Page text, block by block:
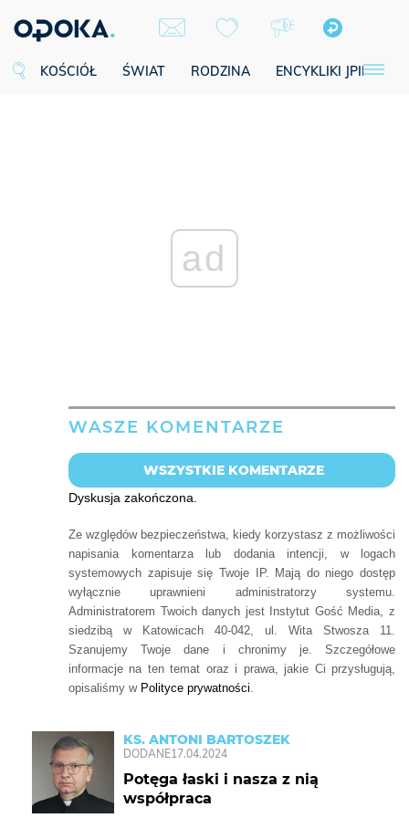
KOŚCIÓŁ ŚWIAT RODZINA ENCYKLIKI JPII
ad
WSZYSTKIE KOMENTARZE
Dyskusja zakończona.
Ze względów bezpieczeństwa, kiedy korzystasz z możliwości
napisania komentarza lub dodania intencji, w logach
systemowych zapisuje się Twoje IP. Mają do niego dostęp
wyłącznie uprawnieni administratorzy systemu.
Administratorem Twoich danych jest Instytut Gość Media, z
siedzibą w Katowicach 40-042, ul. Wita Stwosza 11.
Szanujemy Twoje dane i chronimy je. Szczegółowe
informacje na ten temat oraz i prawa, jakie Ci przysługują,
opisaliśmy w Polityce prywatności.
KS. ANTONI BARTOSZEK
DODANE17.04.2024
Potęga łaski i nasza z nią
współpraca